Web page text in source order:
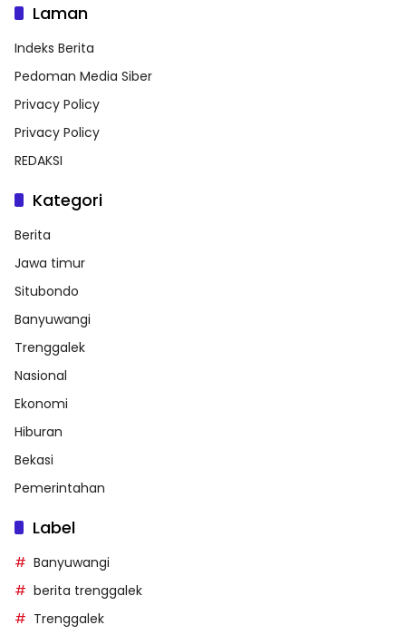
Laman
Indeks Berita
Pedoman Media Siber
Privacy Policy
Privacy Policy
REDAKSI
Kategori
Berita
Jawa timur
Situbondo
Banyuwangi
Trenggalek
Nasional
Ekonomi
Hiburan
Bekasi
Pemerintahan
Label
Banyuwangi
berita trenggalek
Trenggalek